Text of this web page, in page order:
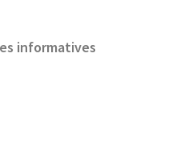
informatives